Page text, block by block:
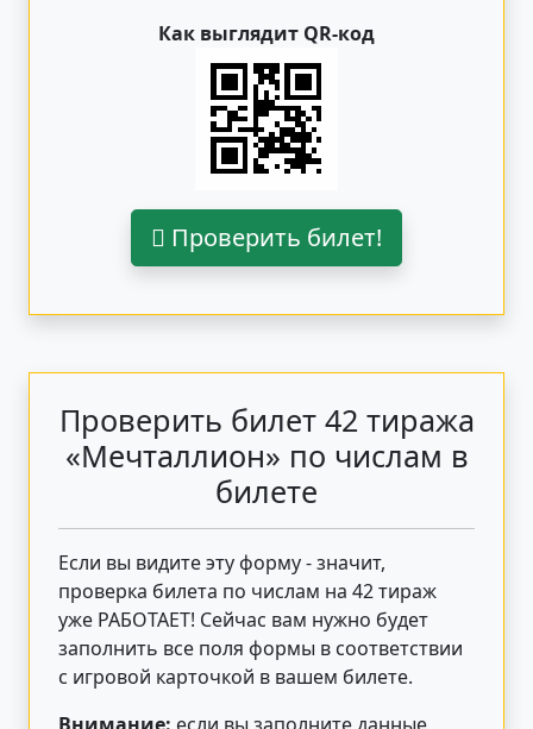
Как выглядит QR-код
Проверить билет!
Проверить билет 42 тиража
«Мечталлион» по числам в
билете
Если вы видите эту форму - значит,
проверка билета по числам на 42 тираж
уже РАБОТАЕТ! Сейчас вам нужно будет
заполнить все поля формы в соответствии
с игровой карточкой в вашем билете.